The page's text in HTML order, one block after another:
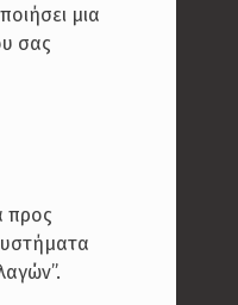
μια
σας
προς